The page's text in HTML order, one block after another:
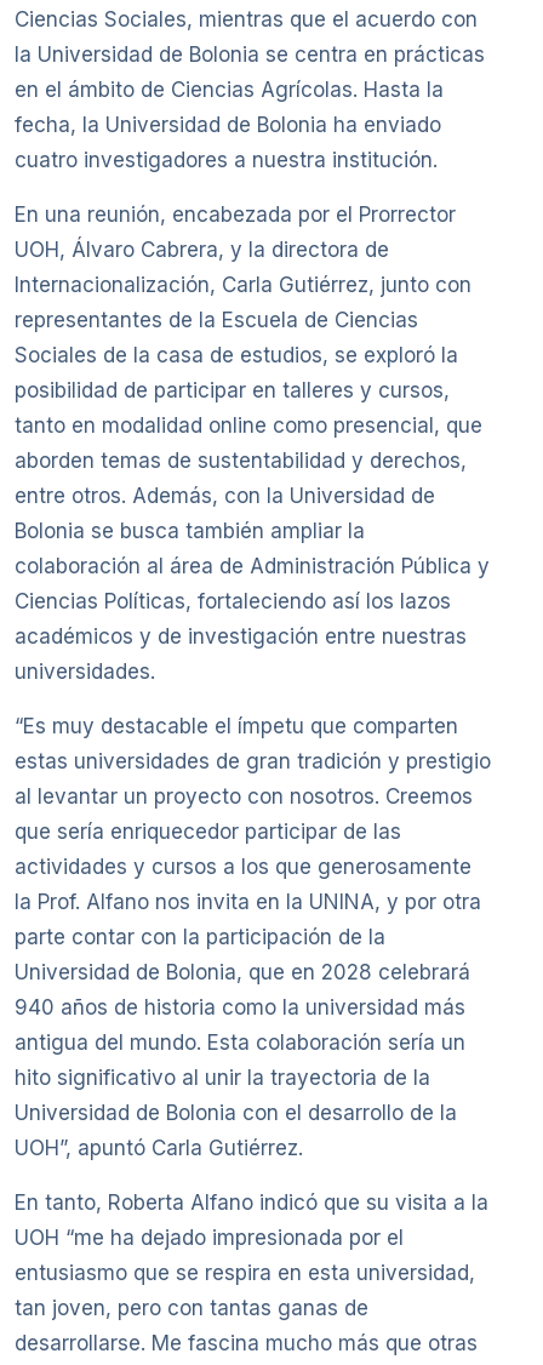
Ciencias Sociales, mientras que el acuerdo con
la Universidad de Bolonia se centra en prácticas
en el ámbito de Ciencias Agrícolas. Hasta la
fecha, la Universidad de Bolonia ha enviado
cuatro investigadores a nuestra institución.
En una reunión, encabezada por el Prorrector
UOH, Álvaro Cabrera, y la directora de
Internacionalización, Carla Gutiérrez, junto con
representantes de la Escuela de Ciencias
Sociales de la casa de estudios, se exploró la
posibilidad de participar en talleres y cursos,
tanto en modalidad online como presencial, que
aborden temas de sustentabilidad y derechos,
entre otros. Además, con la Universidad de
Bolonia se busca también ampliar la
colaboración al área de Administración Pública y
Ciencias Políticas, fortaleciendo así los lazos
académicos y de investigación entre nuestras
universidades.
“Es muy destacable el ímpetu que comparten
estas universidades de gran tradición y prestigio
al levantar un proyecto con nosotros. Creemos
que sería enriquecedor participar de las
actividades y cursos a los que generosamente
la Prof. Alfano nos invita en la UNINA, y por otra
parte contar con la participación de la
Universidad de Bolonia, que en 2028 celebrará
940 años de historia como la universidad más
antigua del mundo. Esta colaboración sería un
hito significativo al unir la trayectoria de la
Universidad de Bolonia con el desarrollo de la
UOH”, apuntó Carla Gutiérrez.
En tanto, Roberta Alfano indicó que su visita a la
UOH “me ha dejado impresionada por el
entusiasmo que se respira en esta universidad,
tan joven, pero con tantas ganas de
desarrollarse. Me fascina mucho más que otras